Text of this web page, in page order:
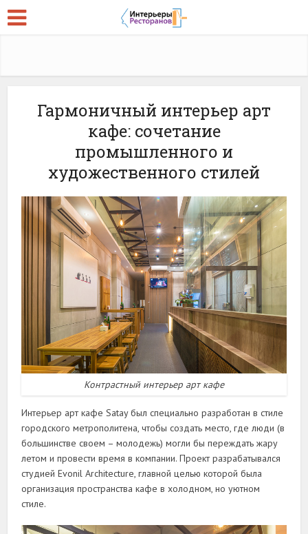
Гармоничный интерьер арт
кафе: сочетание
промышленного и
художественного стилей
Контрастный интерьер арт кафе
Интерьер арт кафе Satay был специально разработан в стиле
городского метрополитена, чтобы создать место, где люди (в
большинстве своем – молодежь) могли бы переждать жару
летом и провести время в компании. Проект разрабатывался
студией Evonil Architecture, главной целью которой была
организация пространства кафе в холодном, но уютном
стиле.